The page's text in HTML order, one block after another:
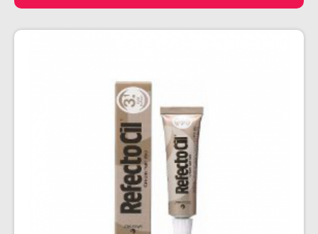
CABELELEIRO
ESTETICA
LAVATORIOS + ACESSORIOS
MACAS
MANICURE
POLTRONAS + ACESSORIOS